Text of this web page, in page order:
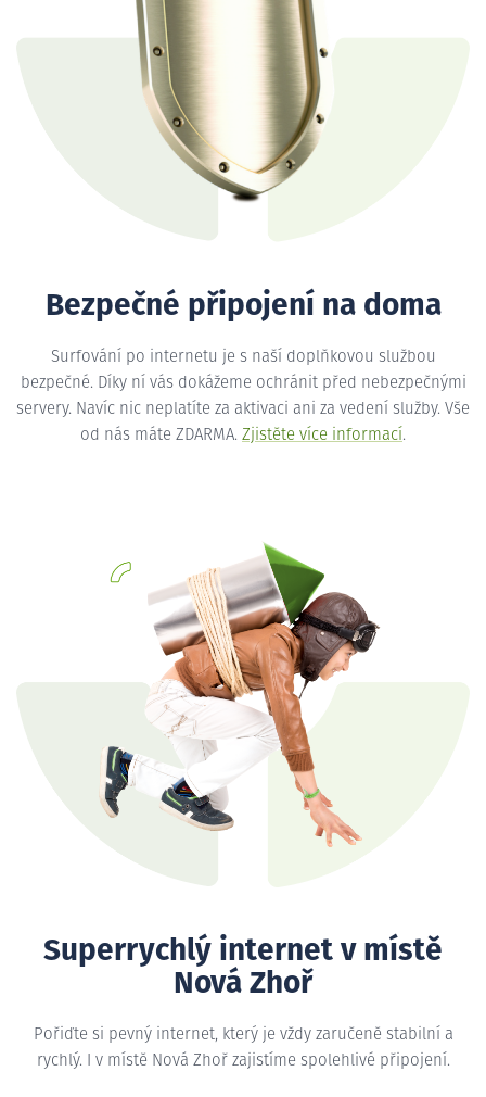
Bezpečné připojení na doma
Surfování po internetu je s naší doplňkovou službou
bezpečné. Díky ní vás dokážeme ochránit před nebezpečnými
servery. Navíc nic neplatíte za aktivaci ani za vedení služby. Vše
od nás máte ZDARMA. Zjistěte více informací.
Superrychlý internet v místě
Nová Zhoř
Pořiďte si pevný internet, který je vždy zaručeně stabilní a
rychlý. I v místě Nová Zhoř zajistíme spolehlivé připojení.